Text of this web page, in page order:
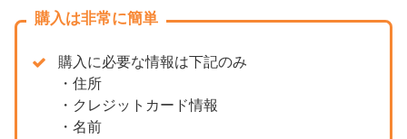
購入は非常に簡単
購入に必要な情報は下記のみ
・住所
・クレジットカード情報
・名前